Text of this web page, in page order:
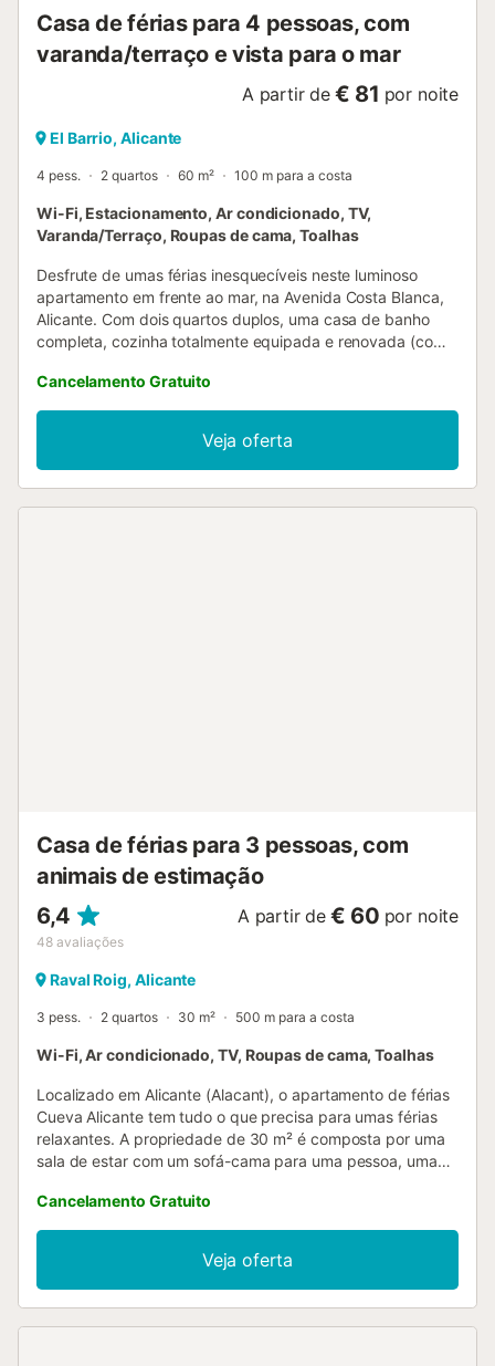
Casa de férias para 4 pessoas, com
varanda/terraço e vista para o mar
A partir de € 81 por noite
El Barrio, Alicante
4 pess. 2 quartos 60 m² 100 m para a costa
Wi-Fi, Estacionamento, Ar condicionado, TV,
Varanda/Terraço, Roupas de cama, Toalhas
Desfrute de umas férias inesquecíveis neste luminoso
apartamento em frente ao mar, na Avenida Costa Blanca,
Alicante. Com dois quartos duplos, uma casa de banho
completa, cozinha totalmente equipada e renovada (com
estacionamento privado, oferece conforto e estilo em cada
recanto. O ponto forte é o seu terraço amplo e encantador
com vista mar, onde poderá tomar o pequeno-almoço a
ver o sol nascer, brindar com uma taça de vinho ao pôr do
sol ou simplesmente relaxar a ouvir as ondas. A praia fica a
Cancelamento Gratuito
Veja oferta
Casa de férias para 3 pessoas, com
animais de estimação
6,4
48 avaliações
A partir de € 60 por noite
Raval Roig, Alicante
3 pess. 2 quartos 30 m² 500 m para a costa
Wi-Fi, Ar condicionado, TV, Roupas de cama, Toalhas
Localizado em Alicante (Alacant), o apartamento de férias
Cueva Alicante tem tudo o que precisa para umas férias
relaxantes. A propriedade de 30 m² é composta por uma
sala de estar com um sofá-cama para uma pessoa, uma
e pode, portanto, acomodar 3 pessoas. As comodidades
adicionais incluem Wi-Fi de alta velocidade (adequado
para chamadas de vídeo), uma televisão, ar condicionado,
uma ventoinha, bem como uma máquina de lavar roupa.
Um berço e uma cadeira alta também estão disponíveis. A
Cancelamento Gratuito
Veja oferta